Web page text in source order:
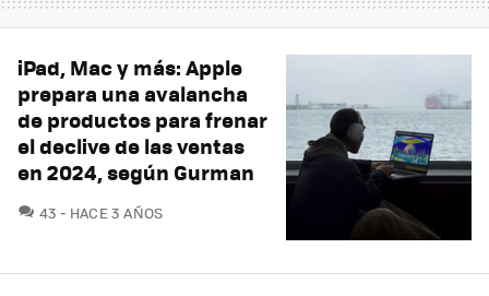
iPad, Mac y más: Apple
prepara una avalancha
de productos para frenar
el declive de las ventas
en 2024, según Gurman
43 COMENTARIOS
HACE 3 AÑOS